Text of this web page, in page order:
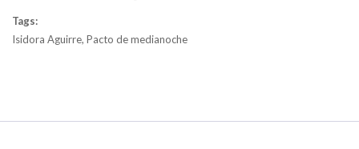
Tags:
Isidora Aguirre, Pacto de medianoche